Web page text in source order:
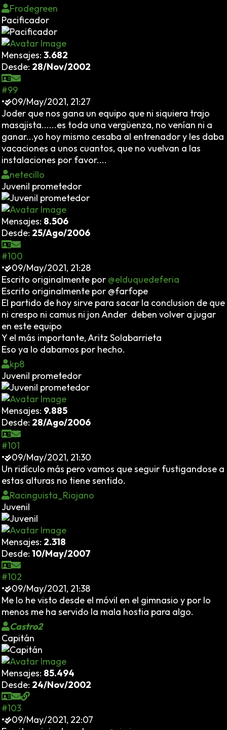
Frodegreen
Pacificador
Mensajes: 3.682
Desde: 28/Nov/2002
#99
•
09/May/2021, 21:27
Joder que nos gana un equipo que ni siquiera trajo
masajista......es toda una vergüenza, no venían ni a
ganar...yo hoy mismo cesaba al entrenador y les daba
vacaciones a unos cuantos, que no vuelvan a las
instalaciones por favor....
netecillo
Juvenil prometedor
Mensajes: 8.506
Desde: 25/Ago/2006
#100
•
09/May/2021, 21:28
Escrito originalmente por @elduquedeferia
Escrito originalmente por @farfope
El partido de hoy sirve para sacar la conclusion de que
ni crespo ni camus ni jon Ander deben volver a jugar
en este equipo
Y el más importante, Aritz Solabarrieta
Eso ya lo dabamos por hecho.
kp8
Juvenil prometedor
Mensajes: 9.885
Desde: 28/Ago/2006
#101
•
09/May/2021, 21:30
Un ridículo más pero vamos que seguir fustigandose a
estas alturas no tiene sentido.
Racinguista_Riojano
Juvenil
Mensajes: 2.318
Desde: 10/May/2007
#102
•
09/May/2021, 21:38
Me lo he visto desde el móvil en el gimnasio y por lo
menos me ha servido la mala hostia para algo.
Castro2
Capitán
Mensajes: 85.494
Desde: 24/Nov/2002
#103
•
09/May/2021, 22:07